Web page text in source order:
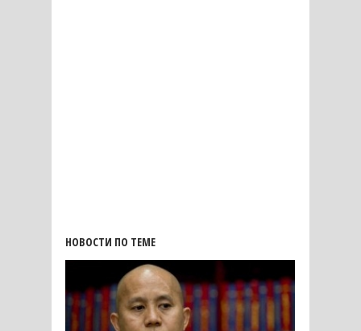
НОВОСТИ ПО ТЕМЕ